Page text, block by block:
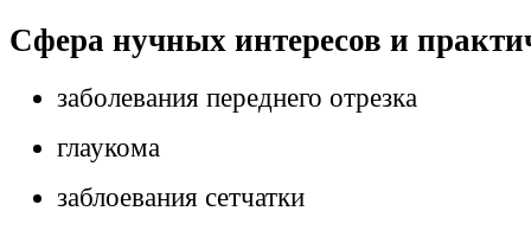
Сфера нучных интересов и
заболевания переднего отрезка
глаукома
заблоевания сетчатки